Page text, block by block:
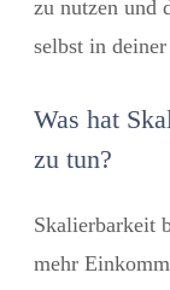
zu nutzen und
selbst in
Was hat
zu tun?
Skalierbarkeit
mehr